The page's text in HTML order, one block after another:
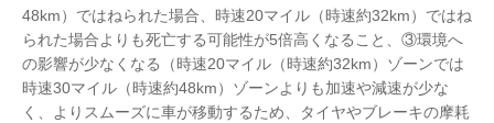
48km）ではねられた場合、時速20マイル（時速約32km）ではね
られた場合よりも死亡する可能性が5倍高くなること、③環境へ
の影響が少なくなる（時速20マイル（時速約32km）ゾーンでは
時速30マイル（時速約48km）ゾーンよりも加速や減速が少な
く、よりスムーズに車が移動するため、タイヤやブレーキの摩耗